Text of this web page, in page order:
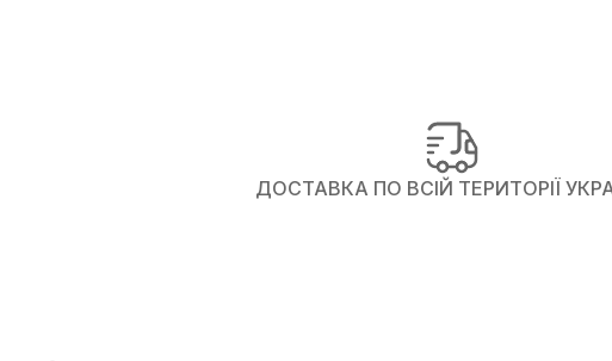
ДОСТАВКА ПО ВСІЙ ТЕРИТОРІЇ